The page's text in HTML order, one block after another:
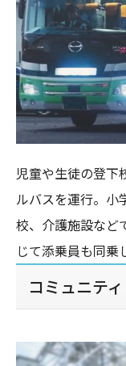
児童や生徒の登下
ルバスを運行。小
校、介護施設など
じて添乗員も同乗
コミュニテ